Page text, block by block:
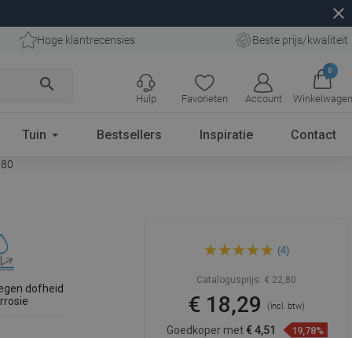
close
Hoge klantrecensies Beste prijs/kwaliteit
search
Favorieten Account
0
Winkelwagen
Hulp
Tuin Bestsellers Inspiratie Contact
dofheid
voor liniële afvoer 80 cm, inox
(4)
Catalogusprijs: € 22,80
€ 18,29(incl. btw)
Goedkoper met € 4,51 19,78%